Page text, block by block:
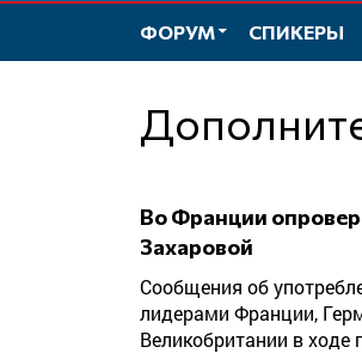
ФОРУМ СПИКЕРЫ
Во Франции опровергли бред
Захаровой
Сообщения об употреблении наркотиков
лидерами Франции,
Великобритании в ходе